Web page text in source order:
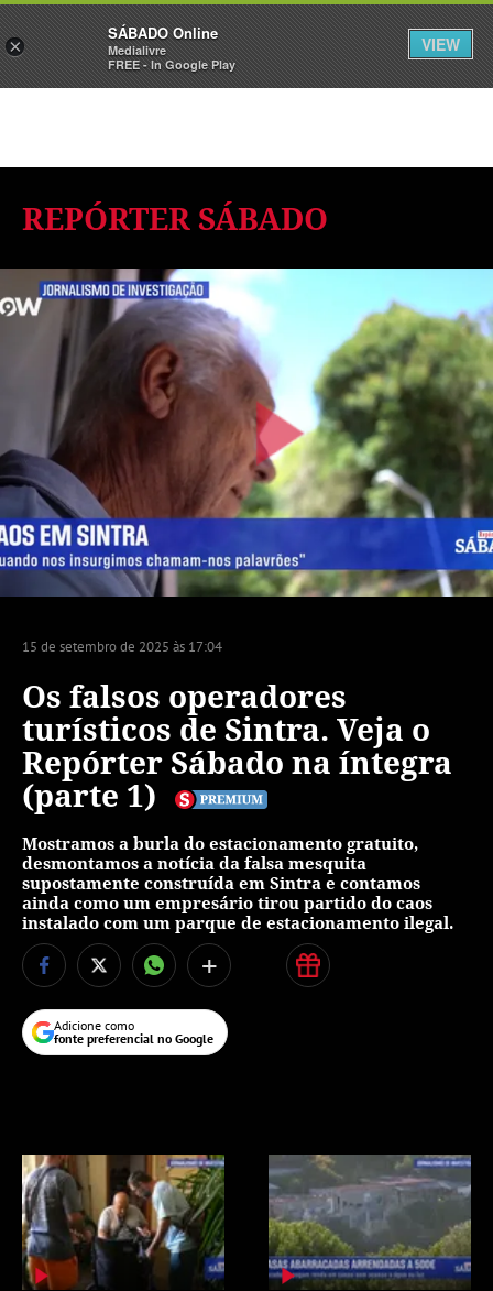
Sábado Assine Iniciar Sessão
REPÓRTER SÁBADO
15 de setembro de 2025 às 17:04
Os falsos operadores
turísticos de Sintra. Veja o
Repórter Sábado na íntegra
(parte 1)
Mostramos a burla do estacionamento gratuito,
desmontamos a notícia da falsa mesquita
supostamente construída em Sintra e contamos
ainda como um empresário tirou partido do caos
instalado com um parque de estacionamento ilegal.
+
Adicione como
fonte preferencial no Google
×
SÁBADO Online
Medialivre
FREE - In Google Play
VIEW